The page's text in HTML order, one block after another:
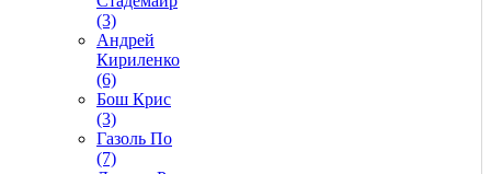
(3)
Андрей
Кириленко
(6)
Бош Крис
(3)
Газоль По
(7)